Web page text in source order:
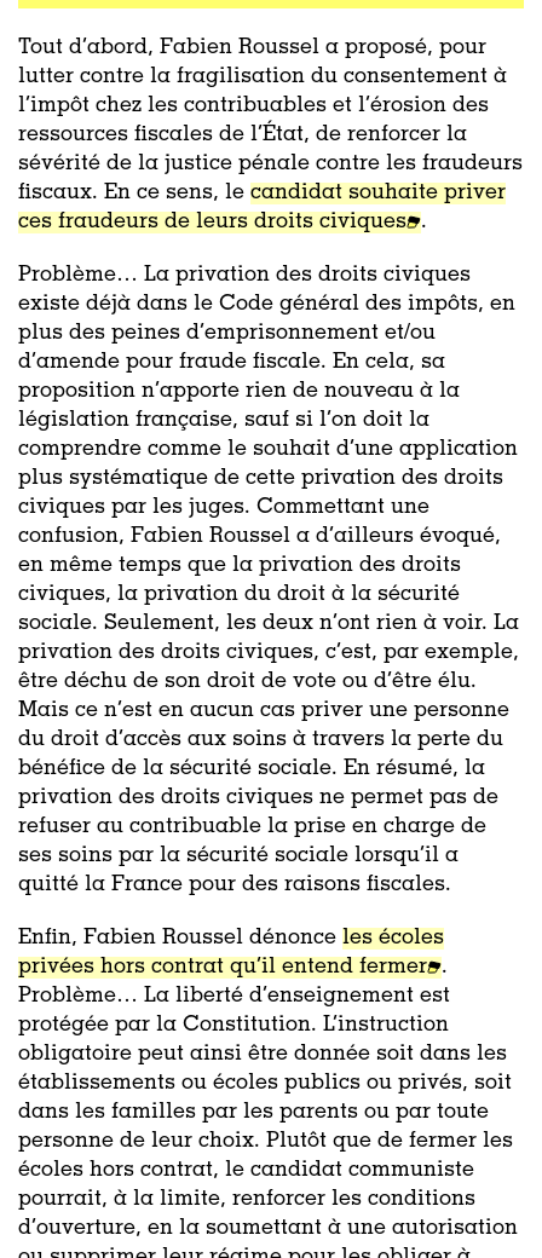
Tout d’abord, Fabien Roussel a proposé, pour
lutter contre la fragilisation du consentement à
l’impôt chez les contribuables et l’érosion des
ressources fiscales de l’État, de renforcer la
sévérité de la justice pénale contre les fraudeurs
fiscaux. En ce sens, le candidat souhaite priver
ces fraudeurs de leurs droits civiques
.
Problème… La privation des droits civiques
existe déjà dans le Code général des impôts, en
plus des peines d’emprisonnement et/ou
d’amende pour fraude fiscale. En cela, sa
proposition n’apporte rien de nouveau à la
législation française, sauf si l’on doit la
comprendre comme le souhait d’une application
plus systématique de cette privation des droits
civiques par les juges. Commettant une
confusion, Fabien Roussel a d’ailleurs évoqué,
en même temps que la privation des droits
civiques, la privation du droit à la sécurité
sociale. Seulement, les deux n’ont rien à voir. La
privation des droits civiques, c’est, par exemple,
être déchu de son droit de vote ou d’être élu.
Mais ce n’est en aucun cas priver une personne
du droit d’accès aux soins à travers la perte du
bénéfice de la sécurité sociale. En résumé, la
privation des droits civiques ne permet pas de
refuser au contribuable la prise en charge de
ses soins par la sécurité sociale lorsqu’il a
quitté la France pour des raisons fiscales.
Enfin, Fabien Roussel dénonce les écoles
privées hors contrat qu’il entend fermer
.
Problème… La liberté d’enseignement est
protégée par la Constitution. L’instruction
obligatoire peut ainsi être donnée soit dans les
établissements ou écoles publics ou privés, soit
dans les familles par les parents ou par toute
personne de leur choix. Plutôt que de fermer les
écoles hors contrat, le candidat communiste
pourrait, à la limite, renforcer les conditions
d’ouverture, en la soumettant à une autorisation